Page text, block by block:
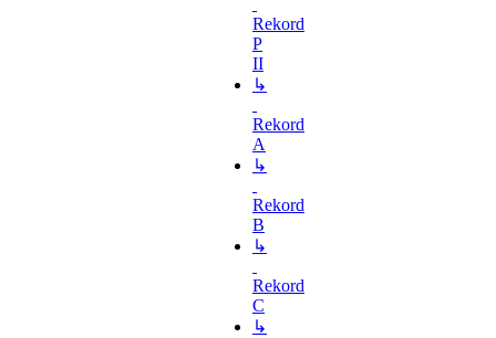
Rekord
P
II
↳
Rekord
A
↳
Rekord
B
↳
Rekord
C
↳